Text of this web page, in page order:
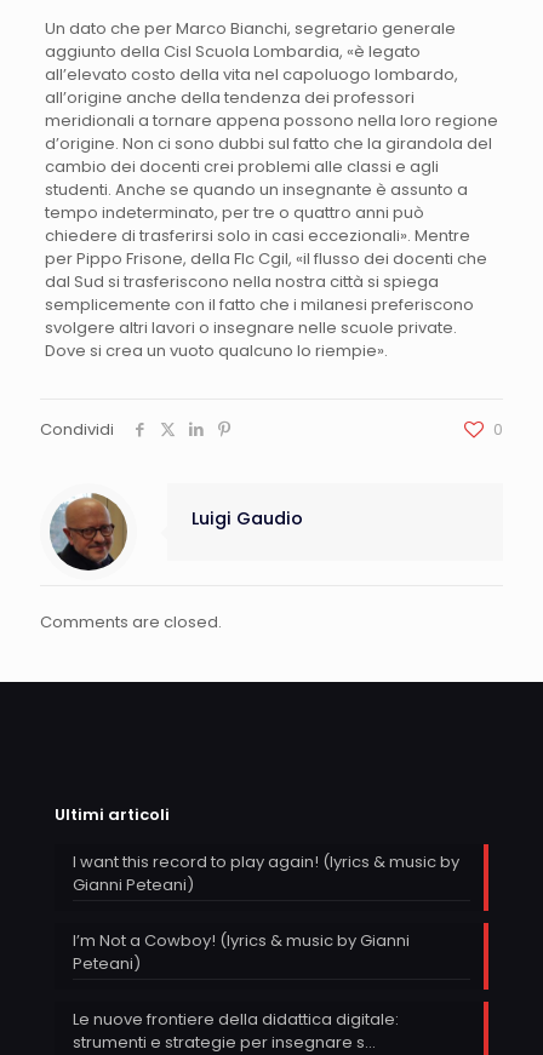
Un dato che per Marco Bianchi, segretario generale
aggiunto della Cisl Scuola Lombardia, «è legato
all’elevato costo della vita nel capoluogo lombardo,
all’origine anche della tendenza dei professori
meridionali a tornare appena possono nella loro regione
d’origine. Non ci sono dubbi sul fatto che la girandola del
cambio dei docenti crei problemi alle classi e agli
studenti. Anche se quando un insegnante è assunto a
tempo indeterminato, per tre o quattro anni può
chiedere di trasferirsi solo in casi eccezionali». Mentre
per Pippo Frisone, della Flc Cgil, «il flusso dei docenti che
dal Sud si trasferiscono nella nostra città si spiega
semplicemente con il fatto che i milanesi preferiscono
svolgere altri lavori o insegnare nelle scuole private.
Dove si crea un vuoto qualcuno lo riempie».
Condividi 0
Luigi Gaudio
Comments are closed.
Ultimi articoli
I want this record to play again! (lyrics & music by
Gianni Peteani)
I’m Not a Cowboy! (lyrics & music by Gianni
Peteani)
Le nuove frontiere della didattica digitale:
strumenti e strategie per insegnare s…